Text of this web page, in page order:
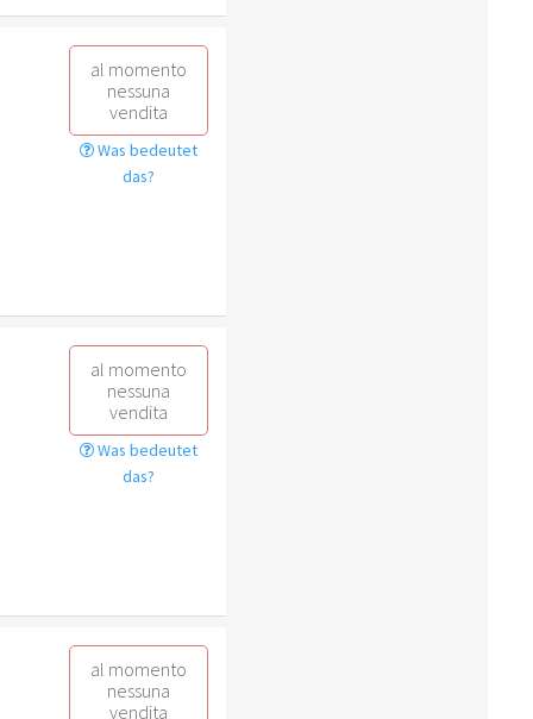
al momento
nessuna
vendita
Was bedeutet
das?
al momento
nessuna
vendita
Was bedeutet
das?
al momento
nessuna
vendita